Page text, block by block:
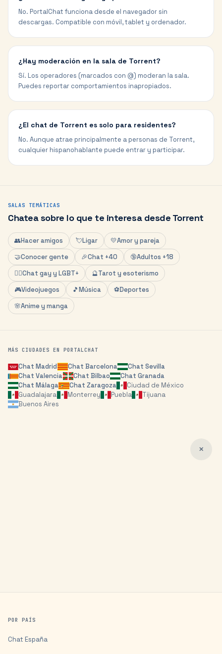
No. PortalChat funciona desde el navegador sin
descargas. Compatible con móvil, tablet y ordenador.
¿Hay moderación en la sala de Torrent?
Sí. Los operadores (marcados con @) moderan la sala.
Puedes reportar comportamientos inapropiados.
¿El chat de Torrent es solo para residentes?
No. Aunque atrae principalmente a personas de Torrent,
cualquier hispanohablante puede entrar y participar.
SALAS TEMÁTICAS
Chatea sobre lo que te interesa desde Torrent
👥Hacer amigos 💘Ligar 💛Amor y pareja
🤝Conocer gente 🎉Chat +40 🔞Adultos +18
🏳️‍🌈Chat gay y LGBT+ 🔮Tarot y esoterismo
🎮Videojuegos 🎵Música ⚽Deportes
🌸Anime y manga
MÁS CIUDADES EN PORTALCHAT
ChatMadrid Chat Barcelona Chat Sevilla
ChatValencia Chat Bilbao Chat Granada
ChatMálaga Chat Zaragoza
Ciudad de México
Guadalajara
Monterrey Puebla
Tijuana
Buenos Aires
✕
POR PAÍS
Chat España